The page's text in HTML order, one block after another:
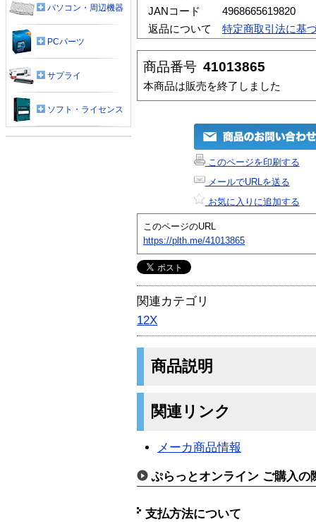
JANコード
4968665619820
返品について
特定商取引法に基
商品番号 41013865
本商品は販売を終了しました
このページを印刷する
メールでURLを送る
お気に入りに追加する
このページのURL
https://plth.me/41013865
関連カテゴリ
12X
商品説明
関連リンク
メーカ商品情報
ぷらっとオンライン ご購入の
支払方法について
パソコン・周辺機器
PCパーツ
サプライ
ソフト・ライセンス